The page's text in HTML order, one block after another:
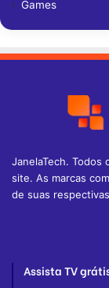
Games
JanelaTech.
site. As marcas
de suas
Assista TV